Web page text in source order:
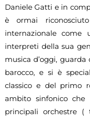
Daniele Gatti e in
è ormai
internazionale
interpreti della sua
musica d’oggi,
barocco, e si è
classico e del primo
ambito sinfonico
principali orchestre